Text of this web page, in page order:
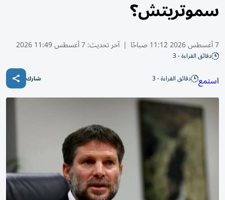
سموتريتش؟
7 أغسطس 2026 11:12 صباحًا | آخر تحديث:7 أغسطس 11:49 2026
دقائق القراءة - 3
استمع دقائق القراءة - 3 شارك